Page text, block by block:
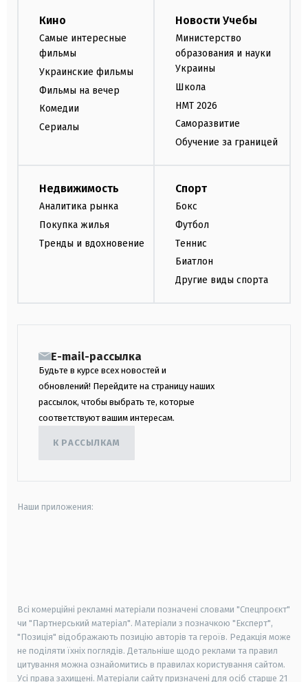
Кино
Самые интересные
фильмы
Украинские фильмы
Фильмы на вечер
Комедии
Сериалы
Новости Учебы
Министерство
образования и науки
Украины
Школа
НМТ 2026
Саморазвитие
Обучение за границей
Недвижимость
Аналитика рынка
Покупка жилья
Тренды и вдохновение
Спорт
Бокс
Футбол
Теннис
Биатлон
Другие виды спорта
E-mail-рассылка
Будьте в курсе всех новостей и
обновлений! Перейдите на страницу наших
рассылок, чтобы выбрать те, которые
соответствуют вашим интересам.
К РАССЫЛКАМ
Наши приложения:
Всі комерційні рекламні матеріали позначені словами "Спецпроєкт"
чи "Партнерський матеріал". Матеріали з позначкою "Експерт",
"Позиція" відображають позицію авторів та героїв. Редакція може
не поділяти їхніх поглядів. Детальніше щодо реклами та правил
цитування можна ознайомитись в правилах користування сайтом.
Усі права захищені. Матеріали сайту призначені для осіб старше 21